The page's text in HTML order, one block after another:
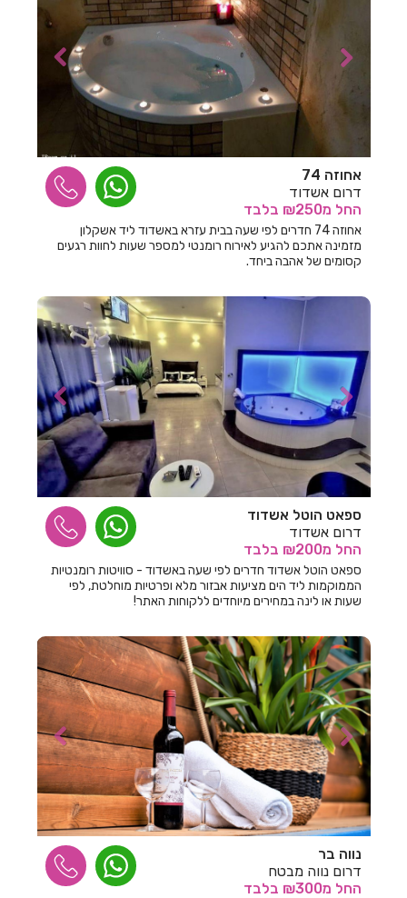
חדרים לפי שעה ביגור
חדרים לפי שעה ביהוד
חדרים לפי שעה בים המלח
חדרים לפי שעה ביסוד המעלה
חדרים לפי שעה ביערה
חדרים לפי שעה ביפו
חדרים לפי שעה ביציץ
חדרים לפי שעה ביקנעם
חדרים לפי שעה בישע
חדרים לפי שעה בישרש
חדרים לפי שעה בכוכב מיכאל
חדרים לפי שעה בכורזים
חדרים לפי שעה בכחל
חדרים לפי שעה בכלנית
חדרים לפי שעה בכפר אדומים
חדרים לפי שעה בכפר אוריה
חדרים לפי שעה בכפר אחים
חדרים לפי שעה בכפר גליקסון
חדרים לפי שעה בכפר ויתקין
חדרים לפי שעה בכפר ורדים
חדרים לפי שעה בכפר חנניה
חדרים לפי שעה בכפר טרומן
חדרים לפי שעה בכפר יונה
חדרים לפי שעה בכפר נטר
אחוזה 74
דרום אשדוד
החל מ₪250 בלבד
אחוזה 74 חדרים לפי שעה בבית עזרא באשדוד ליד אשקלון
מזמינה אתכם להגיע לאירוח רומנטי למספר שעות לחוות רגעים
קסומים של אהבה ביחד.
ספאט הוטל אשדוד
דרום אשדוד
החל מ₪200 בלבד
ספאט הוטל אשדוד חדרים לפי שעה באשדוד - סוויטות רומנטיות
הממוקמות ליד הים מציעות אבזור מלא ופרטיות מוחלטת, לפי
שעות או לינה במחירים מיוחדים ללקוחות האתר!
נווה בר
דרום נווה מבטח
החל מ₪300 בלבד